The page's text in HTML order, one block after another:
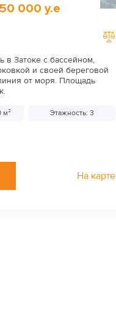
000 у.е
в Затоке с бассейном,
и своей береговой
от моря. Площадь
м² Этажность: 3
На карте